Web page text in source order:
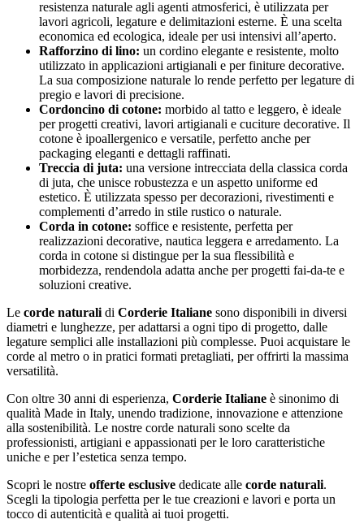
resistenza naturale agli agenti atmosferici, è utilizzata per
lavori agricoli, legature e delimitazioni esterne. È una scelta
economica ed ecologica, ideale per usi intensivi all’aperto.
Rafforzino di lino: un cordino elegante e resistente, molto
utilizzato in applicazioni artigianali e per finiture decorative.
La sua composizione naturale lo rende perfetto per legature di
pregio e lavori di precisione.
Cordoncino di cotone: morbido al tatto e leggero, è ideale
per progetti creativi, lavori artigianali e cuciture decorative. Il
cotone è ipoallergenico e versatile, perfetto anche per
packaging eleganti e dettagli raffinati.
Treccia di juta: una versione intrecciata della classica corda
di juta, che unisce robustezza e un aspetto uniforme ed
estetico. È utilizzata spesso per decorazioni, rivestimenti e
complementi d’arredo in stile rustico o naturale.
Corda in cotone: soffice e resistente, perfetta per
realizzazioni decorative, nautica leggera e arredamento. La
corda in cotone si distingue per la sua flessibilità e
morbidezza, rendendola adatta anche per progetti fai-da-te e
soluzioni creative.
Le corde naturali di Corderie Italiane sono disponibili in diversi
diametri e lunghezze, per adattarsi a ogni tipo di progetto, dalle
legature semplici alle installazioni più complesse. Puoi acquistare le
corde al metro o in pratici formati pretagliati, per offrirti la massima
versatilità.
Con oltre 30 anni di esperienza, Corderie Italiane è sinonimo di
qualità Made in Italy, unendo tradizione, innovazione e attenzione
alla sostenibilità. Le nostre corde naturali sono scelte da
professionisti, artigiani e appassionati per le loro caratteristiche
uniche e per l’estetica senza tempo.
Scopri le nostre offerte esclusive dedicate alle corde naturali.
Scegli la tipologia perfetta per le tue creazioni e lavori e porta un
tocco di autenticità e qualità ai tuoi progetti.